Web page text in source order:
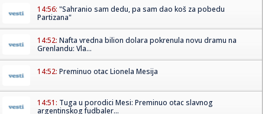
14:56: "Sahranio sam dedu, pa sam dao koš za pobedu
Partizana"
14:52: Nafta vredna bilion dolara pokrenula novu dramu na
Grenlandu: Vla...
14:52: Preminuo otac Lionela Mesija
14:51: Tuga u porodici Mesi: Preminuo otac slavnog
argentinskog fudbaler...